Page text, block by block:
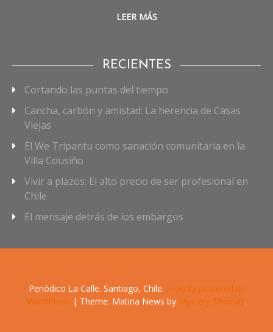
LEER MÁS
RECIENTES
Cortando las puntas del tiempo
Cancha, carbón y amistad: La herencia de Casas
Viejas
El We Tripantu como sanación comunitaria en la
Villa Cousiño
Vivir a plazos: El alto precio de ser profesional en
Chile
El mensaje detrás de los embargos
Periódico La Calle. Santiago, Chile. Proudly powered by
WordPress | Theme: Matina News by Mystery Themes.